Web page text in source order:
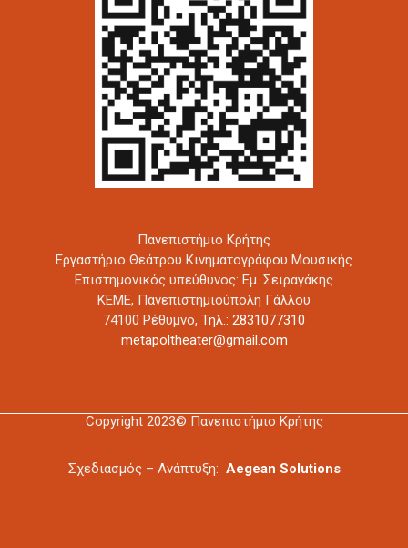
Πανεπιστήμιο Κρήτης
Εργαστήριο Θεάτρου Κινηματογράφου Μουσικής
Επιστημονικός υπεύθυνος: Εμ. Σειραγάκης
ΚΕΜΕ, Πανεπιστημιούπολη Γάλλου
74100 Ρέθυμνο, Τηλ.: 2831077310
metapoltheater@gmail.com
Copyright 2023© Πανεπιστήμιο Κρήτης
Σχεδιασμός – Ανάπτυξη: Aegean Solutions